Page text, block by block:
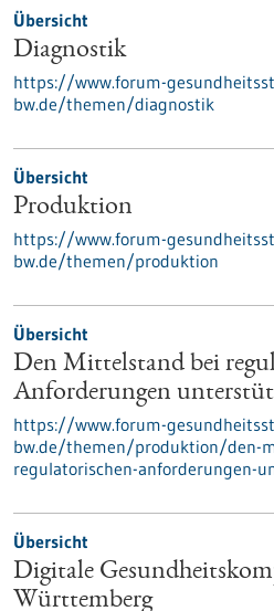
Übersicht
Diagnostik
https://www.forum-
bw.de/themen/diagnostik
Übersicht
Produktion
https://www.forum-
bw.de/themen/produktion
Übersicht
Den Mittelstand bei
Anforderungen
https://www.forum-
bw.de/themen/produktion/den-
regulatorischen-anforderungen-
Übersicht
Digitale
Württemberg